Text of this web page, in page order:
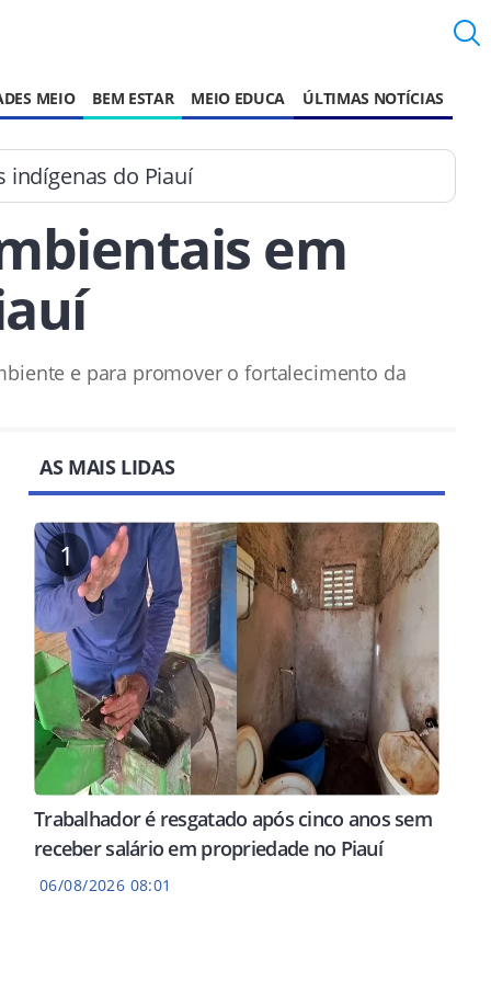
MEIO BEM ESTAR MEIO EDUCA ÚLTIMAS NOTÍCIAS
indígenas do Piauí
em
e para promover o fortalecimento da
AS MAIS LIDAS
1
Trabalhador é resgatado após cinco anos sem
receber salário em propriedade no Piauí
06/08/2026 08:01